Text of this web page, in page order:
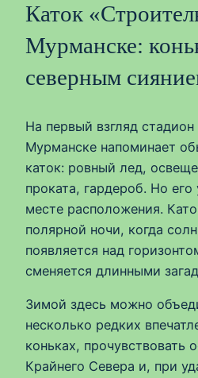
Каток
Мурманске:
северным
На первый взгляд
Мурманске напоминает
каток: ровный лед,
проката, гардероб. Но
месте расположения.
полярной ночи, когда
появляется над
сменяется длинными
Зимой здесь можно
несколько редких
коньках, прочувствовать
Крайнего Севера и, при